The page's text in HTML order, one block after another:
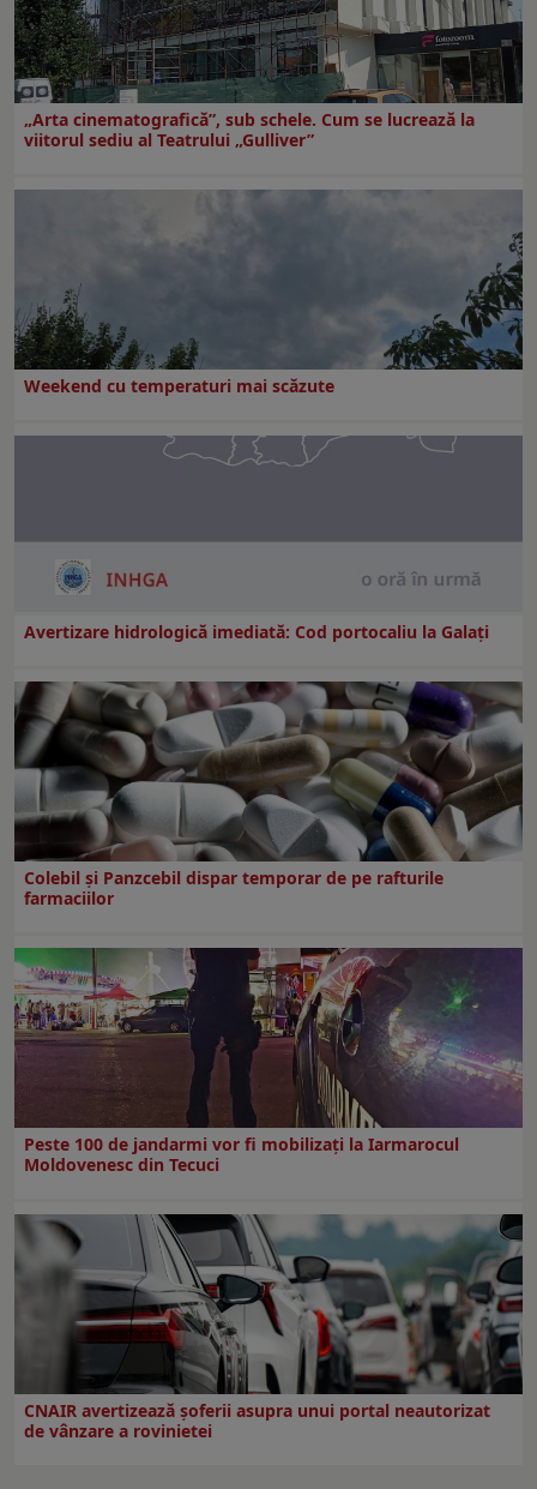
„Arta cinematografică”, sub schele. Cum se lucrează la
viitorul sediu al Teatrului „Gulliver”
Weekend cu temperaturi mai scăzute
Avertizare hidrologică imediată: Cod portocaliu la Galaţi
Colebil și Panzcebil dispar temporar de pe rafturile
farmaciilor
Peste 100 de jandarmi vor fi mobilizați la Iarmarocul
Moldovenesc din Tecuci
CNAIR avertizează șoferii asupra unui portal neautorizat
de vânzare a rovinietei